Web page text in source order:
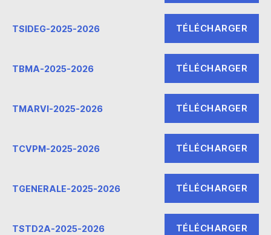
TSIDEG-2025-2026 TÉLÉCHARGER
TBMA-2025-2026 TÉLÉCHARGER
TMARVI-2025-2026 TÉLÉCHARGER
TCVPM-2025-2026 TÉLÉCHARGER
TGENERALE-2025-2026 TÉLÉCHARGER
TSTD2A-2025-2026 TÉLÉCHARGER